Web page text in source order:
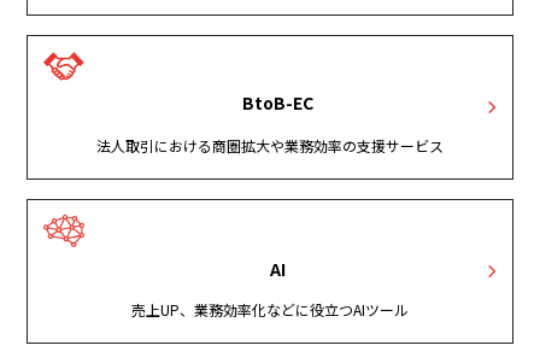
BtoB-EC
法人取引における商圏拡大や業務効率の支援サービス
AI
売上UP、業務効率化などに役立つAIツール